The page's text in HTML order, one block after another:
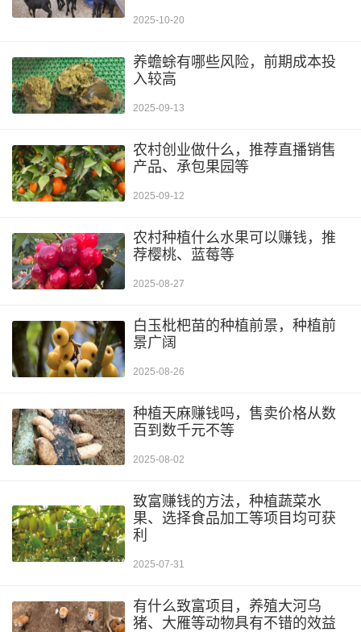
2025-10-20
养蟾蜍有哪些风险，前期成本投
入较高
2025-09-13
农村创业做什么，推荐直播销售
产品、承包果园等
2025-09-12
农村种植什么水果可以赚钱，推
荐樱桃、蓝莓等
2025-08-27
白玉枇杷苗的种植前景，种植前
景广阔
2025-08-26
种植天麻赚钱吗，售卖价格从数
百到数千元不等
2025-08-02
致富赚钱的方法，种植蔬菜水
果、选择食品加工等项目均可获
利
2025-07-31
有什么致富项目，养殖大河乌
猪、大雁等动物具有不错的效益